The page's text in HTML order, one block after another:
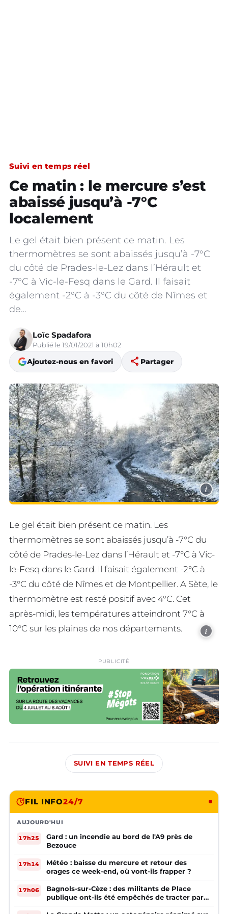
Suivi en temps réel
Ce matin : le mercure s’est
abaissé jusqu’à -7°C
localement
Le gel était bien présent ce matin. Les
thermomètres se sont abaissés jusqu’à -7°C
du côté de Prades-le-Lez dans l’Hérault et
-7°C à Vic-le-Fesq dans le Gard. Il faisait
également -2°C à -3°C du côté de Nîmes et
de…
Loïc Spadafora
Publié le 19/01/2021 à 10h02
Ajoutez-nous en favori share Partager
i
Le gel était bien présent ce matin. Les
thermomètres se sont abaissés jusqu’à -7°C du
côté de Prades-le-Lez dans l’Hérault et -7°C à Vic-
le-Fesq dans le Gard. Il faisait également -2°C à
-3°C du côté de Nîmes et de Montpellier. A Sète, le
thermomètre est resté positif avec 4°C. Cet
après-midi, les températures atteindront 7°C à
10°C sur les plaines de nos départements.
i
PUBLICITÉ
SUIVI EN TEMPS RÉEL
FIL INFO24/7
AUJOURD'HUI
17h25
Gard : un incendie au bord de l'A9 près de
Bezouce
17h14
Météo : baisse du mercure et retour des
orages ce week-end, où vont-ils frapper ?
17h06
Bagnols-sur-Cèze : des militants de Place
publique ont-ils été empêchés de tracter par
la mairie ?